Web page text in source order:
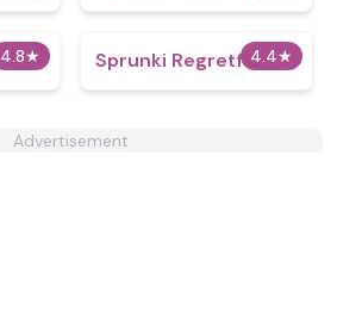
4.8★ 4.4★
Sprunki Regretful 5.0
Advertisement